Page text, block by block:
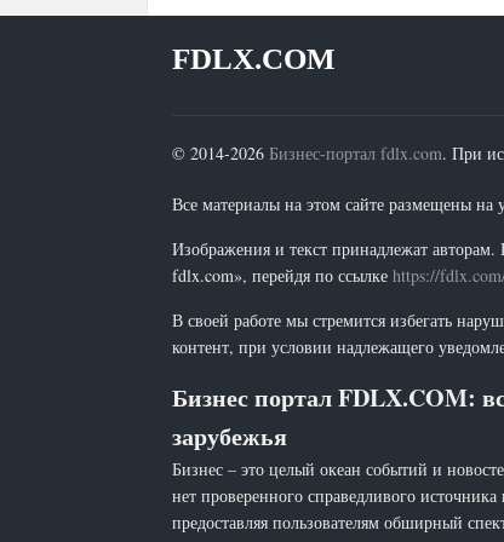
FDLX.COM
© 2014-2026 Бизнес-портал fdlx.com. При
Все материалы на этом сайте размещены
Изображения и текст принадлежат
fdlx.com», перейдя по ссылке https://
В своей работе мы стремится избегать
контент, при условии надлежащего
Бизнес портал FDLX.COM:
зарубежья
Бизнес – это целый океан событий и
нет проверенного справедливого
предоставляя пользователям обширный